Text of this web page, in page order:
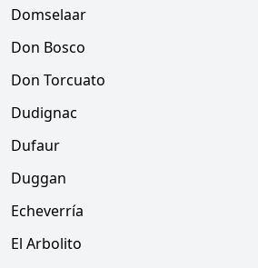
Domselaar
Don Bosco
Don Torcuato
Dudignac
Dufaur
Duggan
Echeverría
El Arbolito